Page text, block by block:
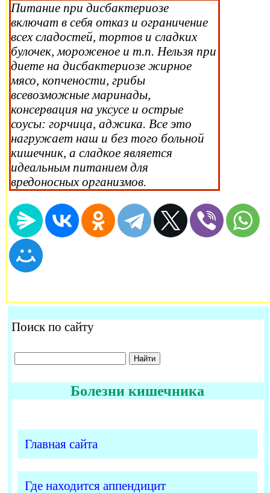
Питание при дисбактериозе
включат в себя отказ и ограничение
всех сладостей, тортов и сладких
булочек, мороженое и т.п. Нельзя при
диете на дисбактериозе жирное
мясо, копчености, грибы
всевозможные маринады,
консервация на уксусе и острые
соусы: горчица, аджика. Все это
нагружает наш и без того больной
кишечник, а сладкое является
идеальным питанием для
вредоносных организмов.
Поиск по сайту
Болезни кишечника
Главная сайта
Где находится аппендицит